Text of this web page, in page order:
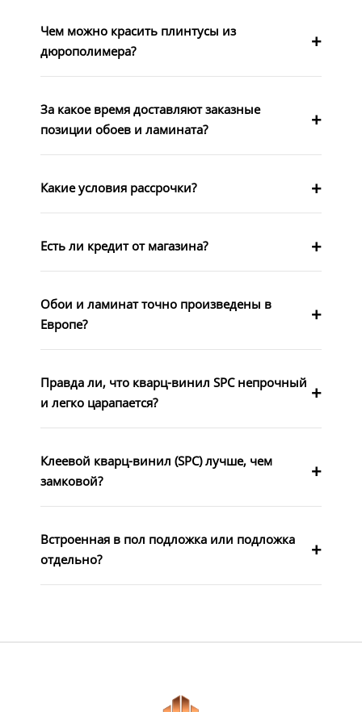
Чем можно красить плинтусы из
дюрополимера?
За какое время доставляют заказные
позиции обоев и ламината?
Какие условия рассрочки?
Есть ли кредит от магазина?
Обои и ламинат точно произведены в
Европе?
Правда ли, что кварц-винил SPC непрочный
и легко царапается?
Клеевой кварц-винил (SPC) лучше, чем
замковой?
Встроенная в пол подложка или подложка
отдельно?